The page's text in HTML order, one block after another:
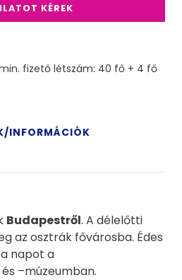
KÉREK
fizető létszám: 40 fő + 4 fő
INFORMÁCIÓK
Budapestről. A délelőtti
az osztrák fővárosba. Édes
napot a
–múzeumban.